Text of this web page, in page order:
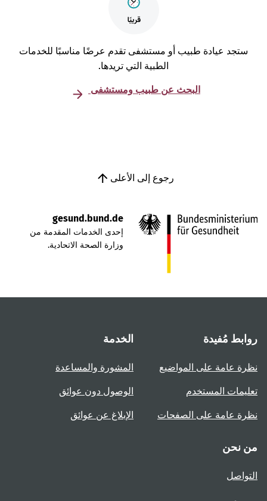
عيادة طبيب أو مستشفى تقدم عرضًا مناسبًا للخدمات
الطبية التي تريدها.
البحث عن طبيب ومستشفى
رجوع إلى الأعلى
gesund.bund.de
إحدى الخدمات المقدمة من
وزارة الصحة الاتحادية.
مُفيدة
عامة على المواضيع
المستخدم
عامة على الصفحات
الخدمة
المشورة والمساعدة
الوصول دون عوائق
الإبلاغ عن عوائق
نحن